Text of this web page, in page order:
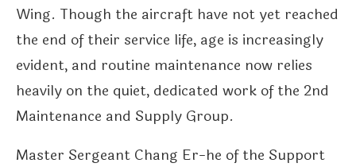
Wing. Though the aircraft have not yet reached
the end of their service life, age is increasingly
evident, and routine maintenance now relies
heavily on the quiet, dedicated work of the 2nd
Maintenance and Supply Group.
Master Sergeant Chang Er-he of the Support